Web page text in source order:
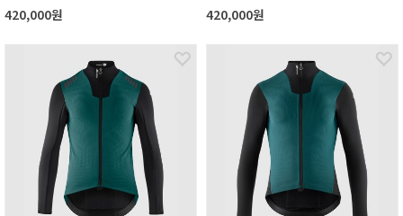
420,000원 420,000원